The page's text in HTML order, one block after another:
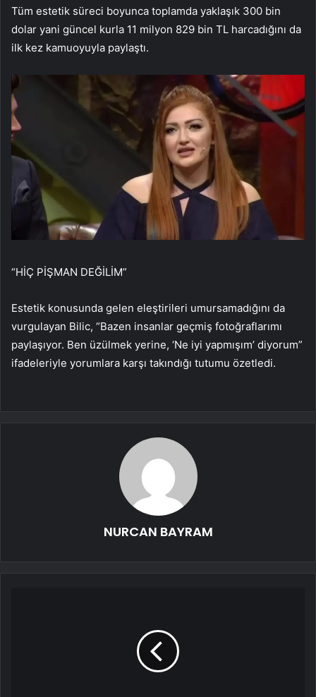
Tüm estetik süreci boyunca toplamda yaklaşık 300 bin
dolar yani güncel kurla 11 milyon 829 bin TL harcadığını da
ilk kez kamuoyuyla paylaştı.
“HİÇ PİŞMAN DEĞİLİM”
Estetik konusunda gelen eleştirileri umursamadığını da
vurgulayan Bilic, “Bazen insanlar geçmiş fotoğraflarımı
paylaşıyor. Ben üzülmek yerine, ‘Ne iyi yapmışım’ diyorum”
ifadeleriyle yorumlara karşı takındığı tutumu özetledi.
NURCAN BAYRAM